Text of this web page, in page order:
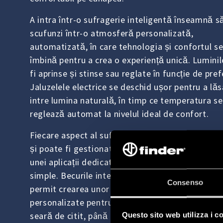
Consenso
Questo sito web utilizza i
A intra într-o sufragerie inteligentă înseamnă
scufunzi într-o atmosferă personalizată,
automatizată, în care tehnologia și confortul se
îmbină pentru a crea o experiență unică.
fi aprinse și stinse sau reglate în funcție de
Jaluzelele electrice se deschid ușor pentru a
intre lumina naturală, în timp ce temperatura se
reglează automat la nivelul ideal de confort.
Fiecare aspect al sufrageriei inteligente este
și poate fi gestionat de la distanță, prin
unei aplicații dedicate sau al unor comenzi vocale
simple. Becurile inteligente multicolore și
permit crearea unor scenarii de iluminare
personalizate pentru aproape orice ocazie, de la
seară de citit, până la vizionarea unui film cu